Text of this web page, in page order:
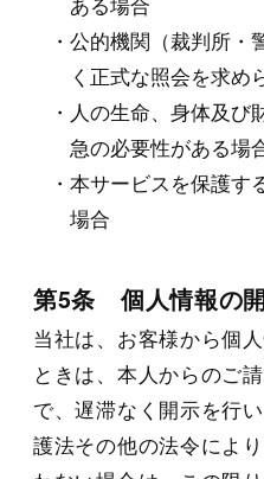
公的機関（裁判所・
く正式な照会を求め
人の生命、身体及び
急の必要性がある場
本サービスを保護す
場合
第5条 個人情報の
当社は、お客様から個
ときは、本人からのご
で、遅滞なく開示を行
護法その他の法令によ